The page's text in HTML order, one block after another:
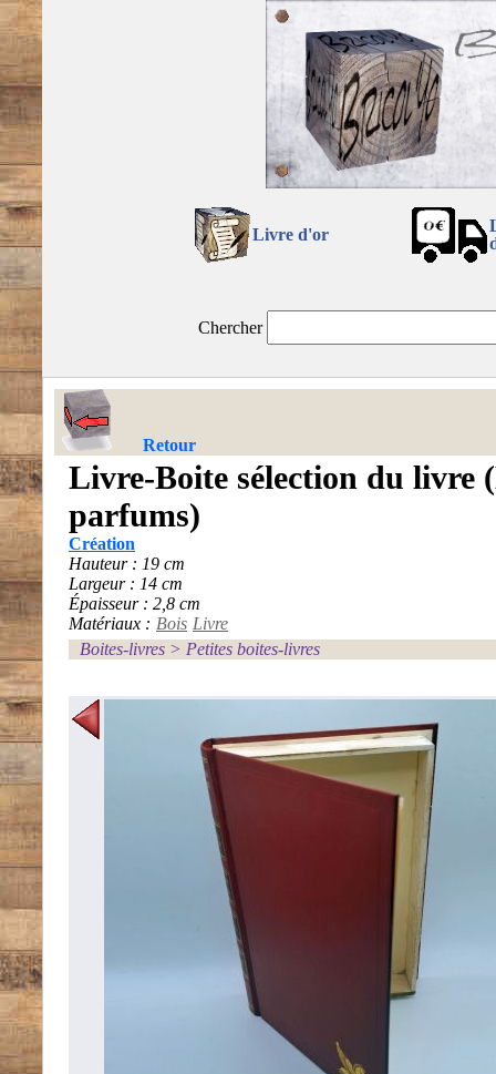
Livre d'or
Chercher
Retour
Livre-Boite sélection du livre
parfums)
Création
Hauteur : 19 cm
Largeur : 14 cm
Épaisseur : 2,8 cm
Matériaux : Bois Livre
Boites-livres > Petites boites-livres